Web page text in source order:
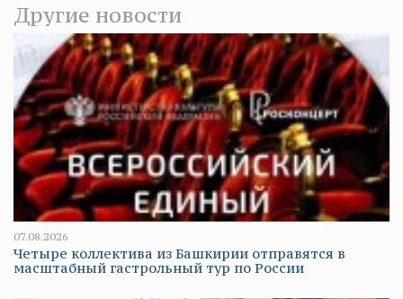
Другие новости
07.08.2026
Четыре коллектива из Башкирии отправятся в
масштабный гастрольный тур по России